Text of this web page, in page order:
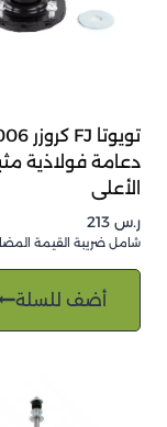
دعامة فولاذية
الأعلى
ر.س
شامل ضريبة القيمة
أضف للسلة